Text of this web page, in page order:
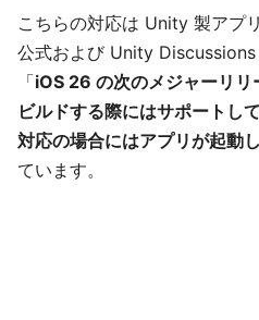
こちらの対応は Unity 製アプ
公式および Unity
「iOS 26 の次のメジャーリ
ビルドする際にはサポートし
対応の場合にはアプリが起動
ています。